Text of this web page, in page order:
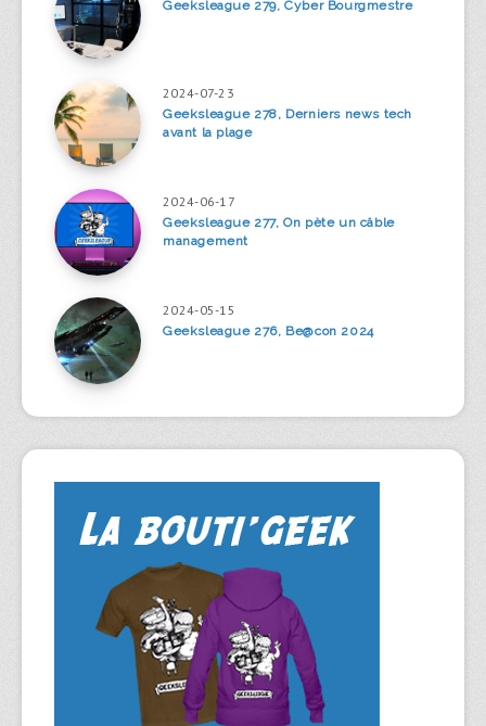
Geeksleague 279, Cyber Bourgmestre
2024-07-23
Geeksleague 278, Derniers news tech
avant la plage
2024-06-17
Geeksleague 277, On pète un câble
management
2024-05-15
Geeksleague 276, Be@con 2024